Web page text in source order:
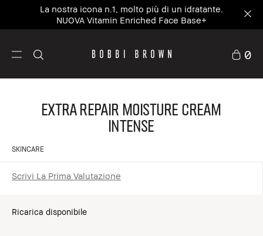
La nostra icona n.1, molto più di un idratante.
NUOVA Vitamin Enriched Face Base+
0
Extra Repair Moisture Cream
Intense
SKINCARE
Scrivi La Prima Valutazione
Ricarica disponibile